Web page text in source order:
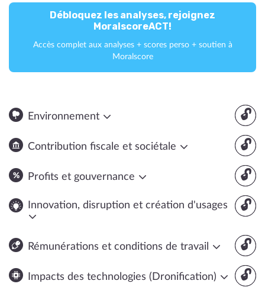
Débloquez les analyses, rejoignez
MoralscoreACT!
Accès complet aux analyses + scores perso + soutien à
Moralscore
🔓
Environnement
🔓
Contribution fiscale et sociétale
🔓
Profits et gouvernance
🔓
Innovation, disruption et création d'usages
🔓
Rémunérations et conditions de travail
🔓
Impacts des technologies (Dronification)